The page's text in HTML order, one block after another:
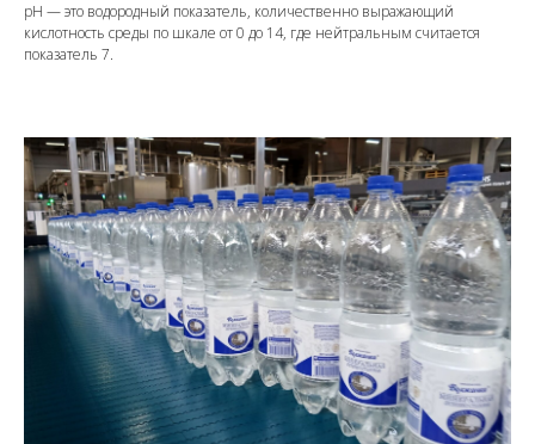
pH — это водородный показатель, количественно выражающий
кислотность среды по шкале от 0 до 14, где нейтральным считается
показатель 7.